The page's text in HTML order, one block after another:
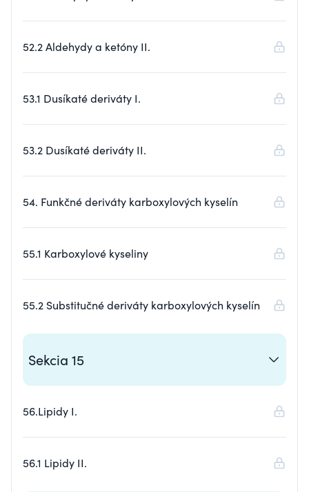
52.2 Aldehydy a ketóny II.
53.1 Dusíkaté deriváty I.
53.2 Dusíkaté deriváty II.
54. Funkčné deriváty karboxylových kyselín
55.1 Karboxylové kyseliny
55.2 Substitučné deriváty karboxylových kyselín
Sekcia 15
56.Lipidy I.
56.1 Lipidy II.